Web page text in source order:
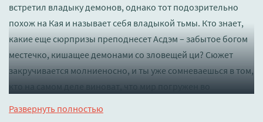
встретил владыку демонов, однако тот подозрительно
похож на Кая и называет себя владыкой тьмы. Кто знает,
какие еще сюрпризы преподнесет Асдэм – забытое богом
местечко, кишащее демонами со зловещей ци? Сюжет
закручивается молниеносно, и ты уже сомневаешься в том,
кто на самом деле виноват, что мир погружен во
Развернуть полностью